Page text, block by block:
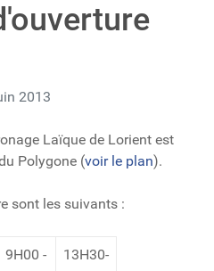
2013
Laïque de Lorient est
Polygone (voir le plan).
sont les suivants :
9H00 -
13H30-